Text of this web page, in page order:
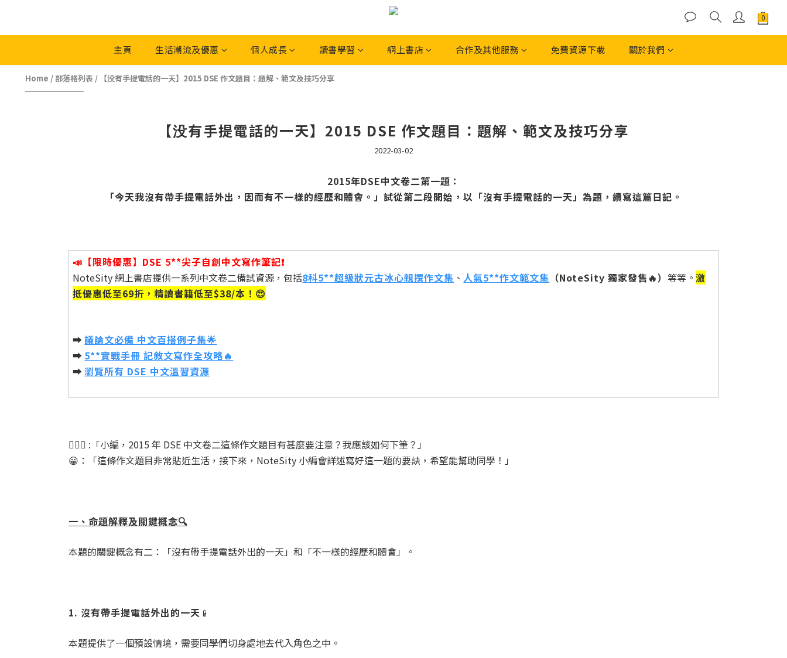
主頁 生活潮流及優惠 個人成長 讀書學習 網上書店 合作及其他服務 免費資源下載 關於我們
Home / 部落格列表 / 【没有手提電話的一天】2015 DSE 作文題目：題解、範文及技巧分享
【没有手提電話的一天】2015 DSE 作文題目：題解、範文及技巧分享
2022-03-02
2015年DSE中文卷二第一題：
「今天我沒有帶手提電話外出，因而有不一樣的經歷和體會。」試從第二段開始，以「沒有手提電話的一天」為題，續寫這篇日記。
📣【限時優惠】DSE 5**尖子自創中文寫作筆記❗️
NoteSity 網上書店提供一系列中文卷二備試資源，包括8科5**超級狀元古冰心親撰作文集 、人氣5**作文範文集 （NoteSity 獨家發售🔥） 等等。激
抵優惠低至69折，精讀書籍低至$38/本！😍
➡️議論文必備 中文百搭例子集🌟
➡️ 5**實戰手冊 記敘文寫作全攻略🔥
➡️瀏覽所有 DSE 中文溫習資源
🙋🏻‍♀️ :「小編，2015 年 DSE 中文卷二這條作文題目有甚麼要注意？我應該如何下筆？」
😀：「這條作文題目非常貼近生活，接下來，NoteSity 小編會詳述寫好這一題的要訣，希望能幫助同學！」
一、命題解釋及關鍵概念🔍
本題的關鍵概念有二：「沒有帶手提電話外出的一天」和「不一樣的經歷和體會」。
1. 沒有帶手提電話外出的一天 📱
本題提供了一個預設情境，需要同學們切身處地去代入角色之中。